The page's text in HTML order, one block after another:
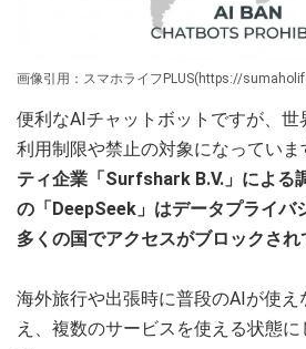
画像引用：スマホライフPLUS(https://
便利なAIチャットボットですが、
利用制限や禁止の対象になっていま
ティ企業「Surfshark B.V.」による
の「DeepSeek」はデータプライバ
多くの国でアクセスがブロックされ
海外旅行や出張時に普段のAIが使
え、複数のサービスを使える状態